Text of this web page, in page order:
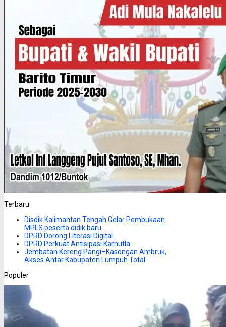
Terbaru
Disdik Kalimantan Tengah Gelar Pembukaan
MPLS peserta didik baru
DPRD Dorong Literasi Digital
DPRD Perkuat Antisipasi Karhutla
Jembatan Kereng Pangi–Kasongan Ambruk,
Akses Antar Kabupaten Lumpuh Total
Populer